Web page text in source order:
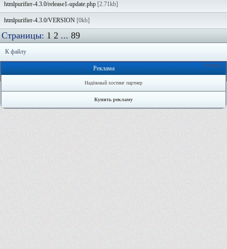
htmlpurifier-4.3.0/release1-update.php [2.71kb]
htmlpurifier-4.3.0/VERSION [0kb]
Страницы: 1 2 ... 89
К файлу
Онлайн: 2
Реклама
Надёжный хостинг партнер
Купить рекламу